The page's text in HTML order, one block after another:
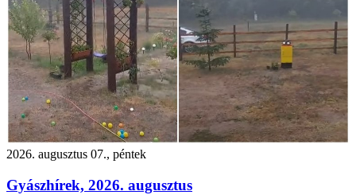
2026. augusztus 07., péntek
Gyászhírek, 2026. augusztus